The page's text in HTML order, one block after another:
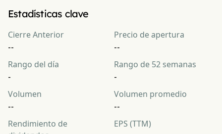
Estadísticas clave
Cierre Anterior
--
Precio de apertura
--
Rango del día
-
Rango de 52 semanas
-
Volumen
--
Volumen promedio
--
Rendimiento de
EPS (TTM)